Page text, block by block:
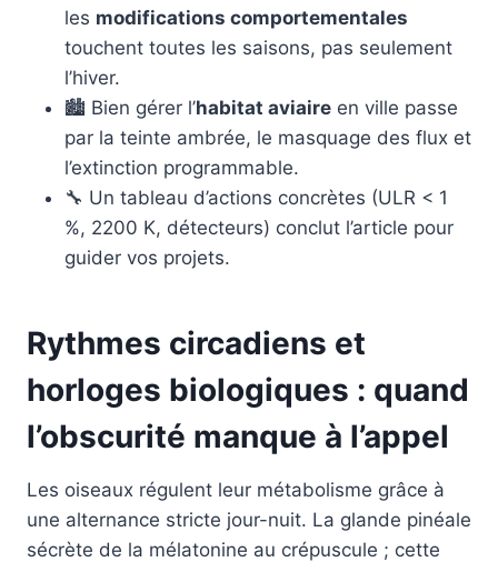
les modifications comportementales
touchent toutes les saisons, pas seulement
l’hiver.
🏙️ Bien gérer l’habitat aviaire en ville passe
par la teinte ambrée, le masquage des flux et
l’extinction programmable.
🔧 Un tableau d’actions concrètes (ULR < 1
%, 2200 K, détecteurs) conclut l’article pour
guider vos projets.
Rythmes circadiens et
horloges biologiques : quand
l’obscurité manque à l’appel
Les oiseaux régulent leur métabolisme grâce à
une alternance stricte jour-nuit. La glande pinéale
sécrète de la mélatonine au crépuscule ; cette